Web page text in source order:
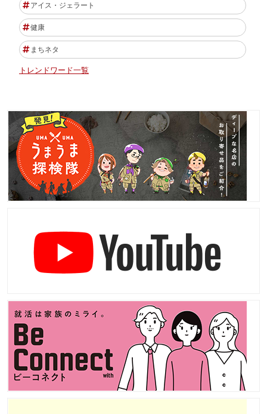
アイス・ジェラート
健康
まちネタ
トレンドワード一覧